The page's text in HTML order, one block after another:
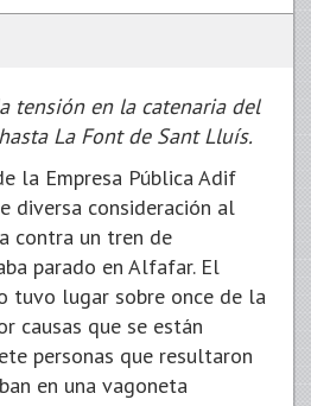
tensión en la catenaria del
La Font de Sant Lluís.
la Empresa Pública Adif
diversa consideración al
contra un tren de
parado en Alfafar. El
tuvo lugar sobre once de la
causas que se están
personas que resultaron
en una vagoneta